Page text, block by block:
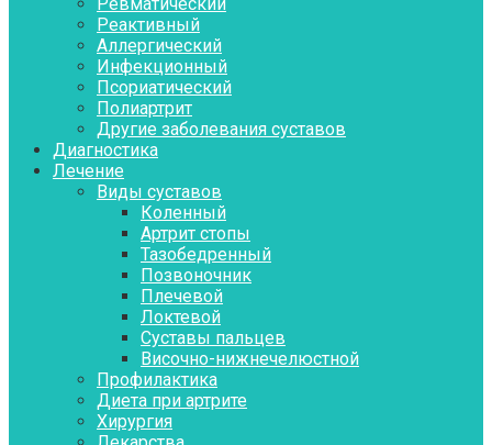
Реактивный
Аллергический
Инфекционный
Псориатический
Полиартрит
Другие заболевания суставов
Диагностика
Лечение
Виды суставов
Коленный
Артрит стопы
Тазобедренный
Позвоночник
Плечевой
Локтевой
Суставы пальцев
Височно-нижнечелюстной
Профилактика
Диета при артрите
Хирургия